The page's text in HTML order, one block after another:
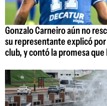
Gonzalo Carneiro aún no
su representante explicó
club, y contó la promesa